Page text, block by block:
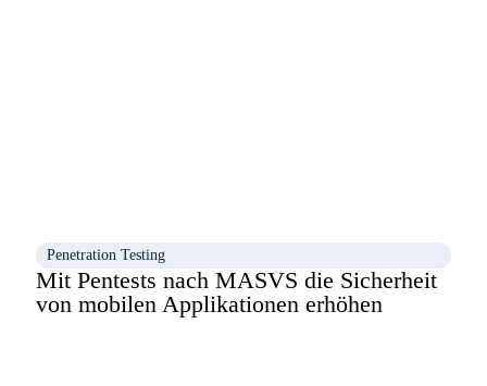
Penetration Testing
Mit Pentests nach MASVS die Sicherheit
von mobilen Applikationen erhöhen